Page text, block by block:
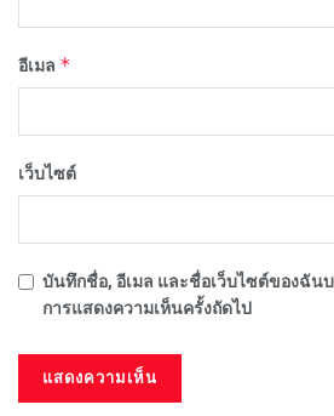
อีเมล *
เว็บไซต์
บันทึกชื่อ, อีเมล และชื่อเว็บไซต์ของฉัน
การแสดงความเห็นครั้งถัดไป